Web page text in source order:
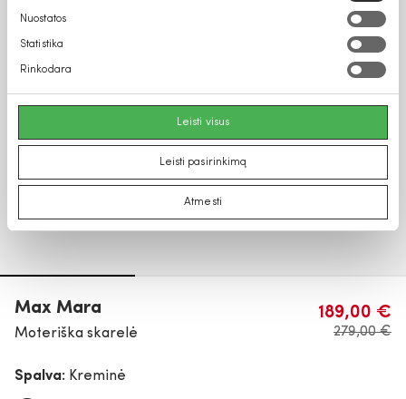
pasirinkimas
Nuostatos
Statistika
Rinkodara
Leisti visus
Leisti pasirinkimą
Atmesti
Max Mara
Moteriška skarelė
189,00 €
279,00 €
Spalva: Kreminė